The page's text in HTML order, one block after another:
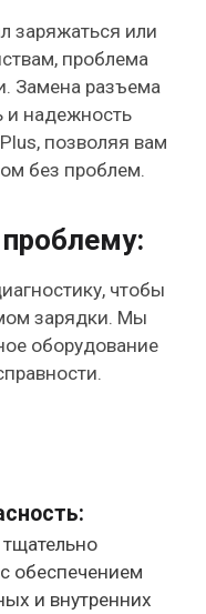
заряжаться или
проблема
Замена разъема
и надежность
позволяя вам
без проблем.
чтобы
зарядки. Мы
оборудование
обеспечением
и внутренних